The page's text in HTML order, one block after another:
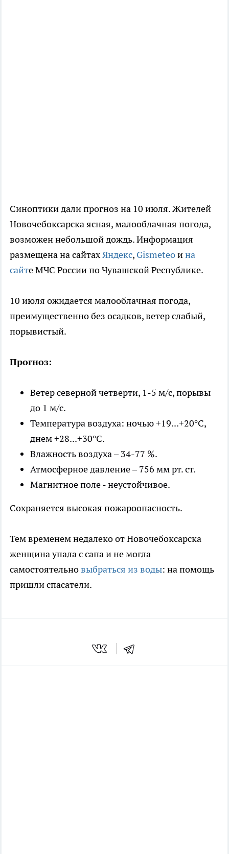
Синоптики дали прогноз на 10 июля. Жителей
Новочебоксарска ясная, малооблачная погода,
возможен небольшой дождь. Информация
размещена на сайтахЯндекс, Gismeteoина
сайте МЧС России по Чувашской Республике.
10 июля ожидается малооблачная погода,
преимущественно без осадков, ветер слабый,
порывистый.
Прогноз:
Ветер северной четверти, 1-5 м/с, порывы
до 1 м/с.
Температура воздуха: ночью +19...+20°С,
днем +28...+30°С.
Влажность воздуха – 34-77 %.
Атмосферное давление – 756 мм рт. ст.
Магнитное поле - неустойчивое.
Сохраняется высокая пожароопасность.
Тем временем недалеко от Новочебоксарска
женщина упала с сапа и не могла
самостоятельновыбраться из воды: на помощь
пришли спасатели.